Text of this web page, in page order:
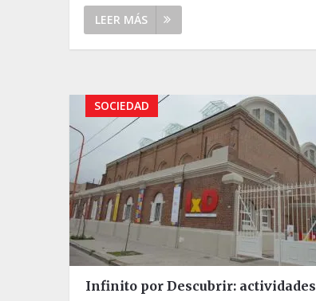
LEER MÁS
SOCIEDAD
Infinito por Descubrir: actividades